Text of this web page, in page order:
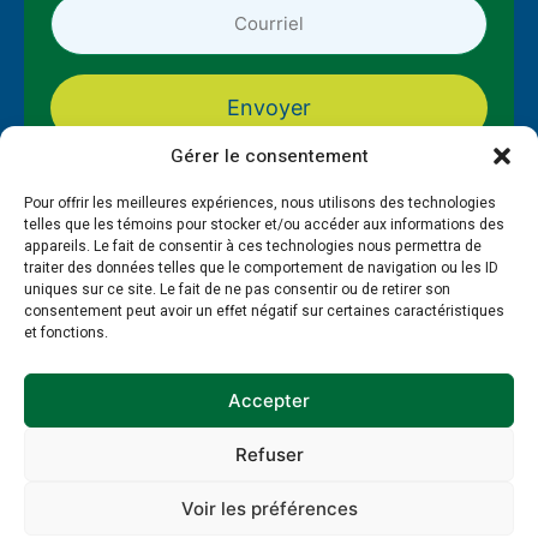
Gérer le consentement
Pour offrir les meilleures expériences, nous utilisons des technologies
telles que les témoins pour stocker et/ou accéder aux informations des
appareils. Le fait de consentir à ces technologies nous permettra de
traiter des données telles que le comportement de navigation ou les ID
uniques sur ce site. Le fait de ne pas consentir ou de retirer son
consentement peut avoir un effet négatif sur certaines caractéristiques
et fonctions.
Accepter
Refuser
Voir les préférences
courriel
*
À propos
Politique de témoinsPolitique de confidentialité
Factory etMy Little Big Web